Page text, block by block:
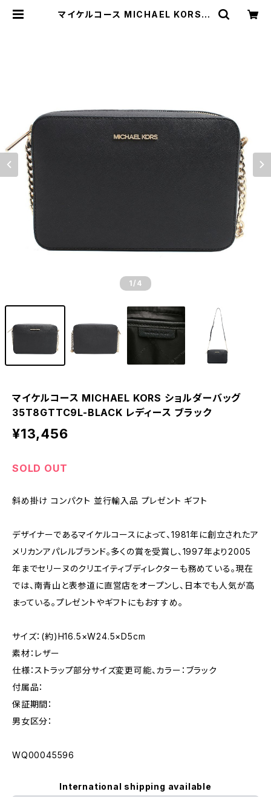
マイケルコース MICHAEL KORS シ
1 /4
マイケルコース MICHAEL KORS ショルダーバッグ
35T8GTTC9L-BLACK レディース ブラック
¥13,456
SOLD OUT
斜め掛け コンパクト 並行輸入品 プレゼント ギフト
デザイナーであるマイケルコースによって、1981年に創立されたア
メリカンアパレルブランド。多くの賞を受賞し、1997年より2005
年までセリーヌのクリエイティブディレクターも務めている。現在
では、南青山と表参道に直営店をオープンし、日本でも人気が高
まっている。プレゼントやギフトにもおすすめ。
サイズ：(約)H16.5×W24.5×D5cm
素材：レザー
仕様：ストラップ部分サイズ変更可能、カラー：ブラック
付属品：
保証期間：
男女区分：
WQ00045596
International shipping available